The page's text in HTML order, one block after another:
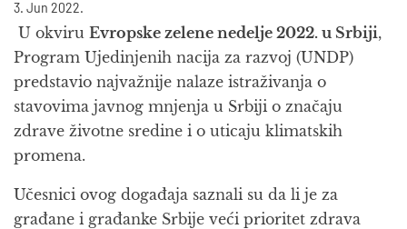
3. Jun 2022.
U okviru Evropske zelene nedelje 2022. u Srbiji,
Program Ujedinjenih nacija za razvoj (UNDP)
predstavio najvažnije nalaze istraživanja o
stavovima javnog mnjenja u Srbiji o značaju
zdrave životne sredine i o uticaju klimatskih
promena.
Učesnici ovog događaja saznali su da li je za
građane i građanke Srbije veći prioritet zdrava